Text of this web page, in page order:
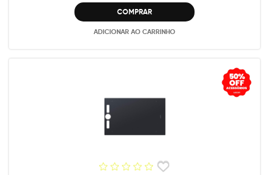
COMPRAR
ADICIONAR AO CARRINHO